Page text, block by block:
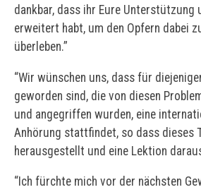
dankbar, dass ihr Eure Unterstützung
erweitert habt, um den Opfern dabei
überleben.”
“Wir wünschen uns, dass für
geworden sind, die von diesen
und angegriffen wurden, eine
Anhörung stattfindet, so dass dieses
herausgestellt und eine Lektion
“Ich fürchte mich vor der nächsten